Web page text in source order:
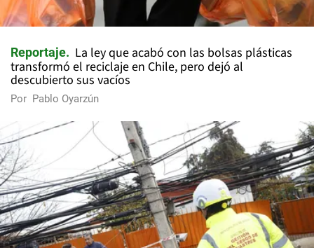
Reportaje
La ley que acabó con las bolsas plásticas
transformó el reciclaje en Chile, pero dejó al
descubierto sus vacíos
Por Pablo Oyarzún